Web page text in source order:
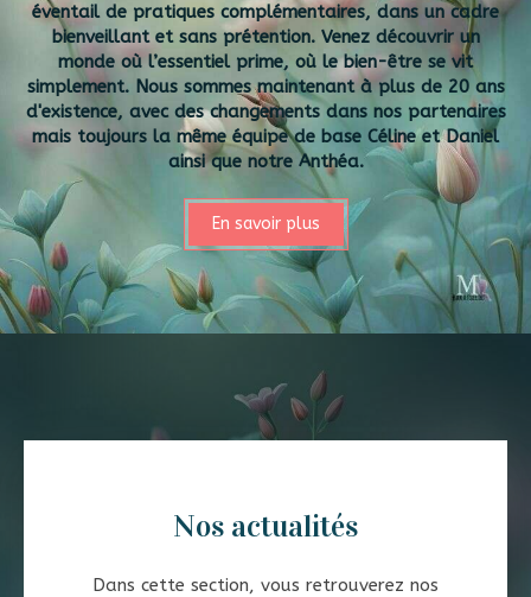
éventail de pratiques complémentaires, dans un cadre
bienveillant et sans prétention. Venez découvrir un
monde où l’essentiel prime, où le bien-être se vit
simplement. Nous sommes maintenant à plus de 20 ans
d'existence, avec des changements dans nos partenaires
mais toujours la même équipe de base Céline et Daniel
ainsi que notre Anthéa.
En savoir plus
Nos actualités
Dans cette section, vous retrouverez nos